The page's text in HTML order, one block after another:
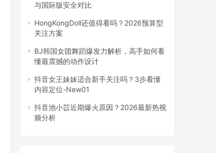
与国际版安全对比
HongKongDoll还值得看吗？2026预算型
关注方案
BJ韩国女团舞蹈爆发力解析，高手如何看
懂最震撼的动作设计
抖音女王妹妹适合新手关注吗？3步看懂
内容定位-New01
抖音池小苡近期爆火原因？2026最新热视
频分析